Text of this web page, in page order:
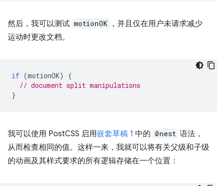
然后，我可以测试 motionOK ，并且仅在用户未请求减少
运动时更改文档。
if (motionOK)
{
// document split manipulations
}
我可以使用 PostCSS 启用嵌套草稿 1 中的 @nest 语法，
从而检查相同的值。这样一来，我就可以将有关父级和子级
的动画及其样式要求的所有逻辑存储在一个位置：